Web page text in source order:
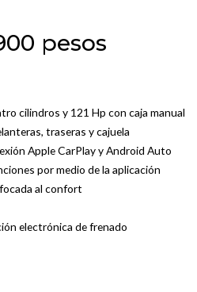
pesos
cilindros y 121 Hp con caja manual
traseras y cajuela
Apple CarPlay y Android Auto
por medio de la aplicación
al confort
electrónica de frenado